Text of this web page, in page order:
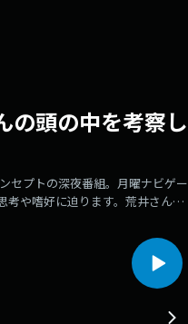
の頭の中を考察し
セプトの深夜番組。月曜ナビゲー
考や嗜好に迫ります。荒井さんが
食べ物といえば...？」さて、荒